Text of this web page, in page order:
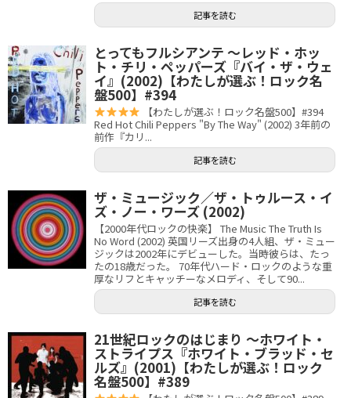
記事を読む
とってもフルシアンテ 〜レッド・ホッ
ト・チリ・ペッパーズ『バイ・ザ・ウェ
イ』(2002)【わたしが選ぶ！ロック名
盤500】#394
【わたしが選ぶ！ロック名盤500】#394
Red Hot Chili Peppers "By The Way" (2002) 3年前の
前作『カリ...
記事を読む
ザ・ミュージック／ザ・トゥルース・イ
ズ・ノー・ワーズ (2002)
【2000年代ロックの快楽】 The Music The Truth Is
No Word (2002) 英国リーズ出身の4人組、ザ・ミュー
ジックは2002年にデビューした。当時彼らは、たっ
たの18歳だった。 70年代ハード・ロックのような重
厚なリフとキャッチーなメロディ、そして90...
記事を読む
21世紀ロックのはじまり 〜ホワイト・
ストライプス『ホワイト・ブラッド・セ
ルズ』(2001)【わたしが選ぶ！ロック
名盤500】#389